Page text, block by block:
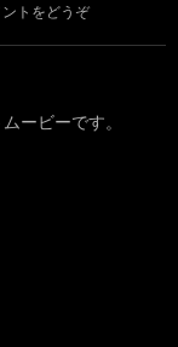
ントをどうぞ
ービーです。